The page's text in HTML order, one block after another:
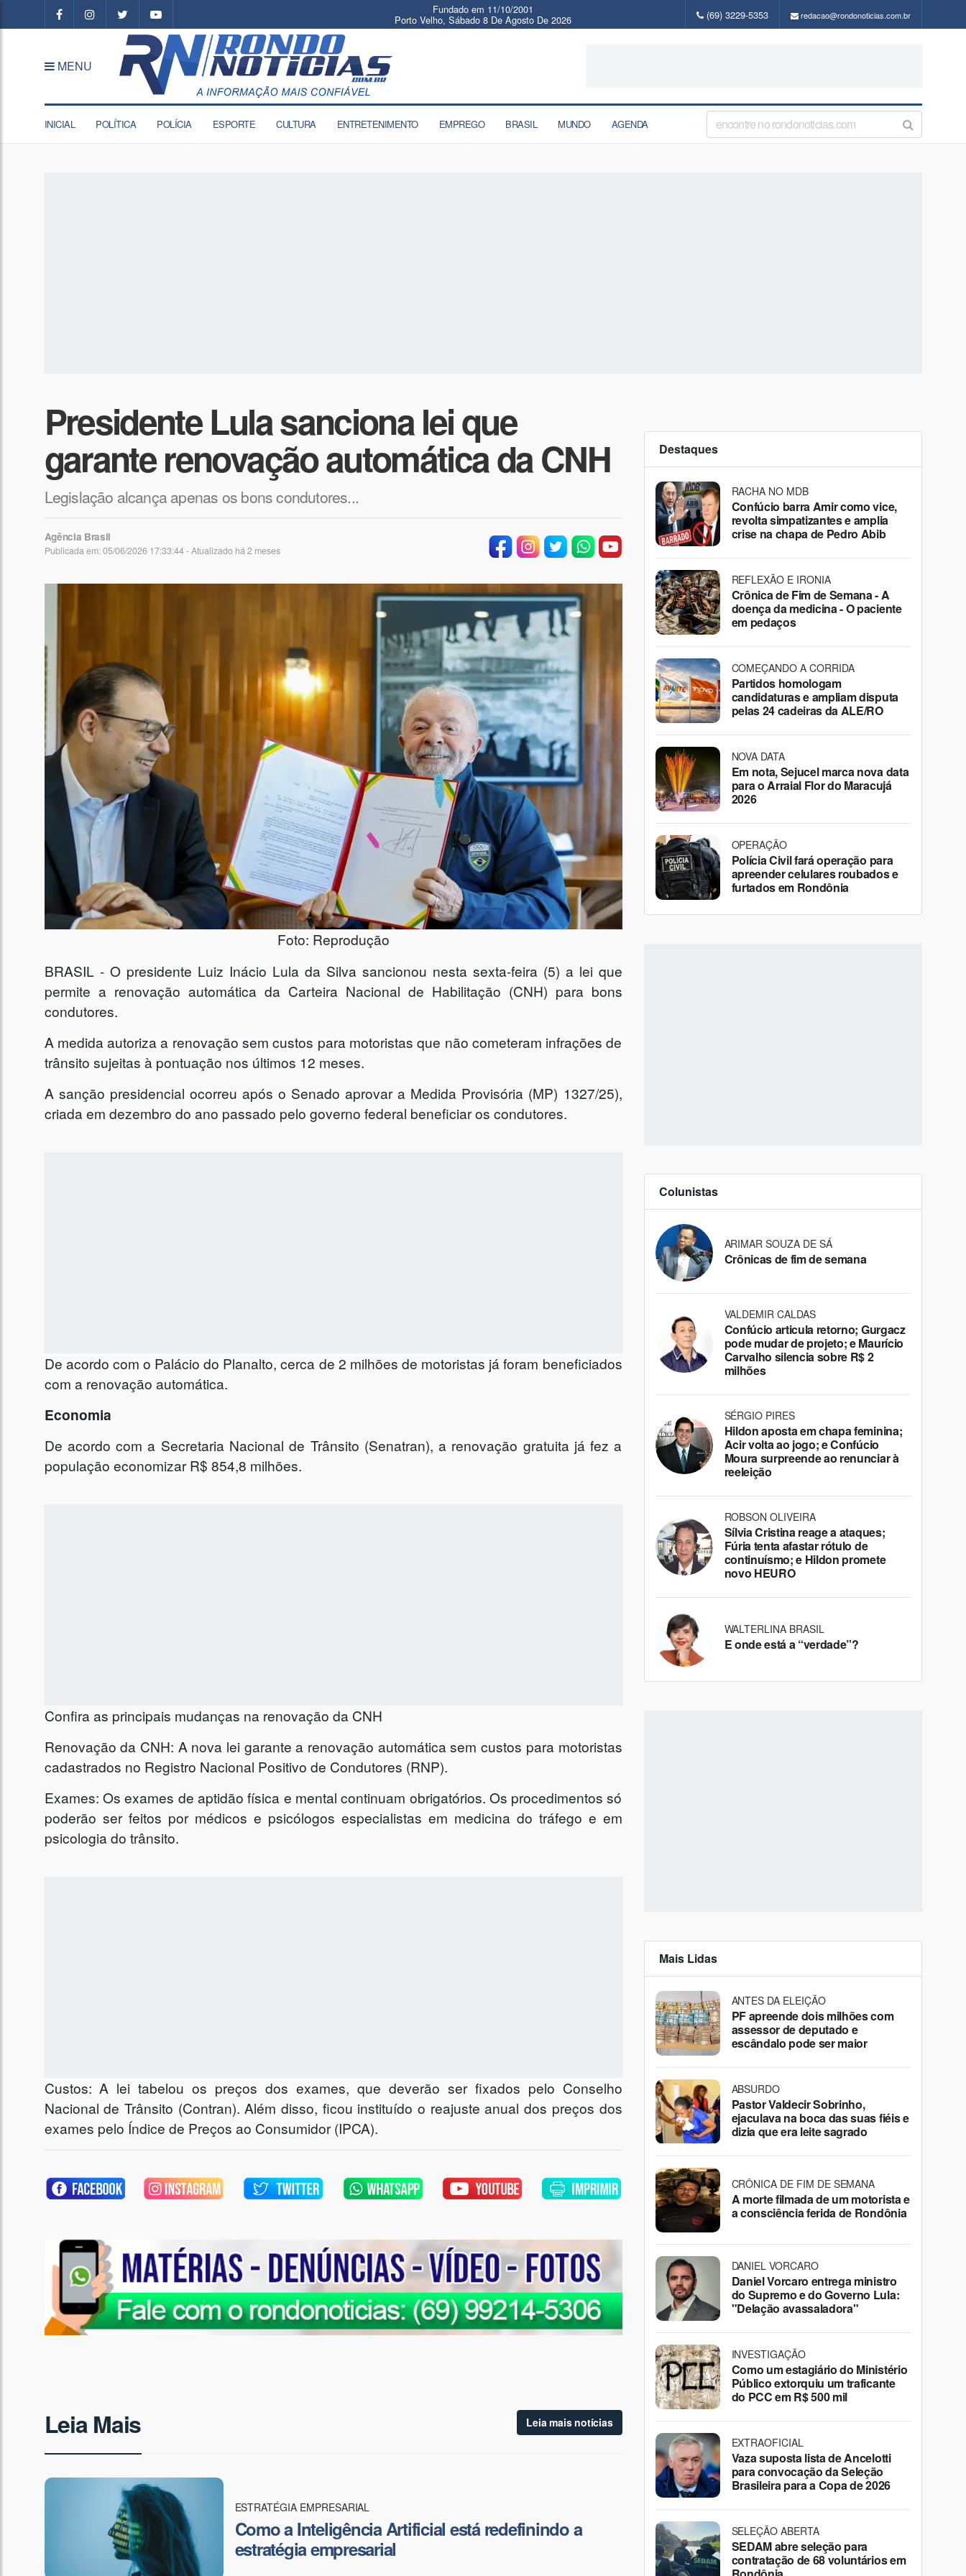
Fundado em 11/10/2001
Porto Velho, Sábado 8 De Agosto De 2026 (69) 3229-5353 redacao@rondonoticias.com.br
MENU
INICIAL POLÍTICA POLÍCIA ESPORTE CULTURA ENTRETENIMENTO EMPREGO BRASIL MUNDO AGENDA
Presidente Lula sanciona lei que
garante renovação automática da CNH
Legislação alcança apenas os bons condutores...
Agência Brasil
Publicada em: 05/06/2026 17:33:44 - Atualizado há 2 meses
Foto: Reprodução
BRASIL - O presidente Luiz Inácio Lula da Silva sancionou nesta sexta-feira (5) a lei que
permite a renovação automática da Carteira Nacional de Habilitação (CNH) para bons
condutores.
A medida autoriza a renovação sem custos para motoristas que não cometeram infrações de
trânsito sujeitas à pontuação nos últimos 12 meses.
A sanção presidencial ocorreu após o Senado aprovar a Medida Provisória (MP) 1327/25),
criada em dezembro do ano passado pelo governo federal beneficiar os condutores.
De acordo com o Palácio do Planalto, cerca de 2 milhões de motoristas já foram beneficiados
com a renovação automática.
Economia
De acordo com a Secretaria Nacional de Trânsito (Senatran), a renovação gratuita já fez a
população economizar R$ 854,8 milhões.
Confira as principais mudanças na renovação da CNH
Renovação da CNH: A nova lei garante a renovação automática sem custos para motoristas
cadastrados no Registro Nacional Positivo de Condutores (RNP).
Exames: Os exames de aptidão física e mental continuam obrigatórios. Os procedimentos só
poderão ser feitos por médicos e psicólogos especialistas em medicina do tráfego e em
psicologia do trânsito.
Custos: A lei tabelou os preços dos exames, que deverão ser fixados pelo Conselho
Nacional de Trânsito (Contran). Além disso, ficou instituído o reajuste anual dos preços dos
exames pelo Índice de Preços ao Consumidor (IPCA).
Leia Mais Leia mais notícias
ESTRATÉGIA EMPRESARIAL
Como a Inteligência Artificial está redefinindo a
estratégia empresarial
Destaques
RACHA NO MDB
Confúcio barra Amir como vice,
revolta simpatizantes e amplia
crise na chapa de Pedro Abib
REFLEXÃO E IRONIA
Crônica de Fim de Semana - A
doença da medicina - O paciente
em pedaços
COMEÇANDO A CORRIDA
Partidos homologam
candidaturas e ampliam disputa
pelas 24 cadeiras da ALE/RO
NOVA DATA
Em nota, Sejucel marca nova data
para o Arraial Flor do Maracujá
2026
OPERAÇÃO
Polícia Civil fará operação para
apreender celulares roubados e
furtados em Rondônia
Colunistas
ARIMAR SOUZA DE SÁ
Crônicas de fim de semana
VALDEMIR CALDAS
Confúcio articula retorno; Gurgacz
pode mudar de projeto; e Maurício
Carvalho silencia sobre R$ 2
milhões
SÉRGIO PIRES
Hildon aposta em chapa feminina;
Acir volta ao jogo; e Confúcio
Moura surpreende ao renunciar à
reeleição
ROBSON OLIVEIRA
Sílvia Cristina reage a ataques;
Fúria tenta afastar rótulo de
continuísmo; e Hildon promete
novo HEURO
WALTERLINA BRASIL
E onde está a “verdade”?
Mais Lidas
ANTES DA ELEIÇÃO
PF apreende dois milhões com
assessor de deputado e
escândalo pode ser maior
ABSURDO
Pastor Valdecir Sobrinho,
ejaculava na boca das suas fiéis e
dizia que era leite sagrado
CRÔNICA DE FIM DE SEMANA
A morte filmada de um motorista e
a consciência ferida de Rondônia
DANIEL VORCARO
Daniel Vorcaro entrega ministro
do Supremo e do Governo Lula:
"Delação avassaladora"
INVESTIGAÇÃO
Como um estagiário do Ministério
Público extorquiu um traficante
do PCC em R$ 500 mil
EXTRAOFICIAL
Vaza suposta lista de Ancelotti
para convocação da Seleção
Brasileira para a Copa de 2026
SELEÇÃO ABERTA
SEDAM abre seleção para
contratação de 68 voluntários em